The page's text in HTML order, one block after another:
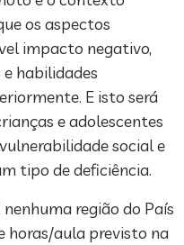
os aspectos
impacto negativo,
habilidades
E isto será
e adolescentes
social e
tipo de deficiência.
região do País
horas/aula previsto na